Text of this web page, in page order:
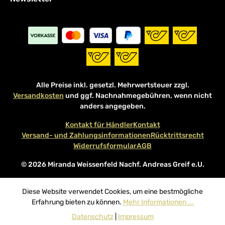
Alle Preise inkl. gesetzl. Mehrwertsteuer zzgl.
Versandkosten und ggf. Nachnahmegebühren, wenn nicht
anders angegeben.
© 2026 Miranda Weissenfeld Nachf. Andreas Greif e.U.
Kontakt für HändlerKontakt
Versand- und ZahlungsinformationenRücktrittsrecht
WiderrufsformularAGB
Diese Website verwendet Cookies, um eine bestmögliche
Erfahrung bieten zu können. Mehr Informationen ...
Datenschutz| Impressum